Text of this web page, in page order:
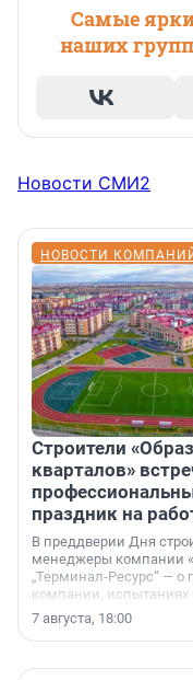
Самые
наших
Новости СМИ2
НОВОСТИ
Строители
кварталов»
праздник на
В преддверии Дня
менеджеры компании
„Терминал-Ресурс“ — о
компании, испытаниях
осторожного оптимизма.
7 августа, 18:00